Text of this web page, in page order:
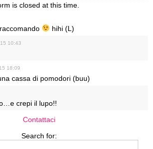
is closed at this time.
hihi (L)
10:43
18:09
cassa di pomodori (buu)
crepi il lupo!!
Contattaci
Search for: